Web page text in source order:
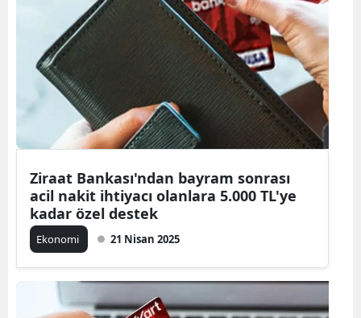
Ziraat Bankası'ndan bayram sonrası
acil nakit ihtiyacı olanlara 5.000 TL'ye
kadar özel destek
Ekonomi 21 Nisan 2025